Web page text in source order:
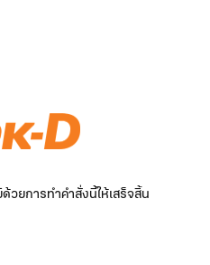
ยการทำคำสั่งนี้ให้เสร็จสิ้น